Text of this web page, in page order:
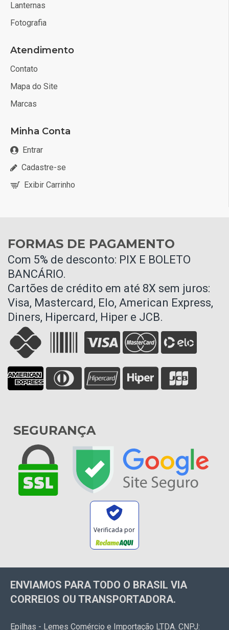
Lanternas
Fotografia
Atendimento
Contato
Mapa do Site
Marcas
Minha Conta
Entrar
Cadastre-se
Exibir Carrinho
FORMAS DE PAGAMENTO
Com 5% de desconto: PIX E BOLETO
BANCÁRIO.
Cartões de crédito em até 8X sem juros:
Visa, Mastercard, Elo, American Express,
Diners, Hipercard, Hiper e JCB.
SEGURANÇA
Verificada por
ENVIAMOS PARA TODO O BRASIL VIA
CORREIOS OU TRANSPORTADORA.
Epilhas - Lemes Comércio e Importação LTDA. CNPJ: